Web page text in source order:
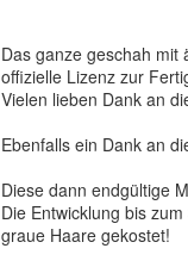
Das ganze geschah
offizielle Lizenz zur
Vielen lieben Dank an
Ebenfalls ein Dank an
Diese dann endgültige
Die Entwicklung bis
graue Haare gekostet!